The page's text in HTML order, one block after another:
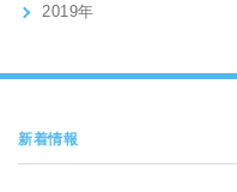
2019年
新着情報